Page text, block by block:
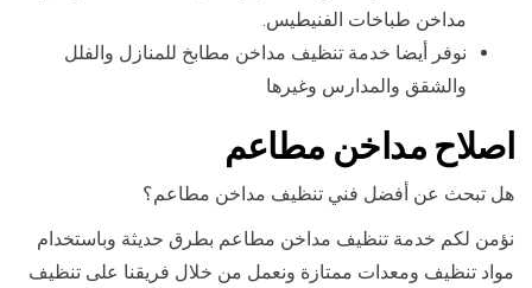
مداخن طباخات الفنيطيس.
نوفر أيضا خدمة تنظيف مداخن مطابخ للمنازل والفلل
والشقق والمدارس وغيرها
اصلاح مداخن مطاعم
هل تبحث عن أفضل فني تنظيف مداخن مطاعم؟
نؤمن لكم خدمة تنظيف مداخن مطاعم بطرق حديثة وباستخدام
مواد تنظيف ومعدات ممتازة ونعمل من خلال فريقنا على تنظيف